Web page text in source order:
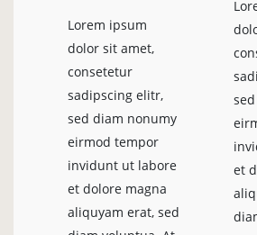
Lorem ipsum
dolor sit amet,
consetetur
sadipscing elitr,
sed diam nonumy
eirmod tempor
invidunt ut labore
et dolore magna
aliquyam erat, sed
et